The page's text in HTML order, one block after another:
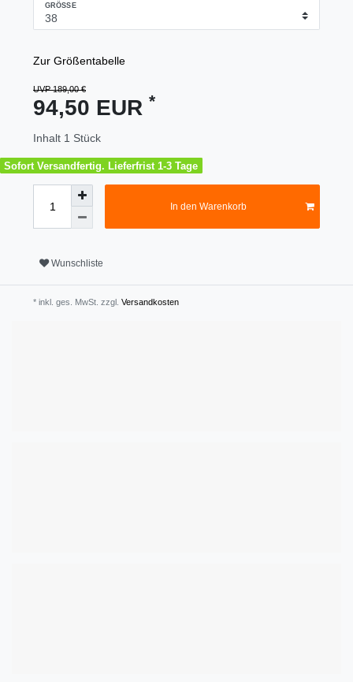
GRÖSSE
Zur Größentabelle
UVP 189,00 €
94,50 EUR *
Inhalt 1 Stück
Sofort Versandfertig. Lieferfrist 1-3 Tage
In den Warenkorb
Wunschliste
* inkl. ges. MwSt. zzgl. Versandkosten